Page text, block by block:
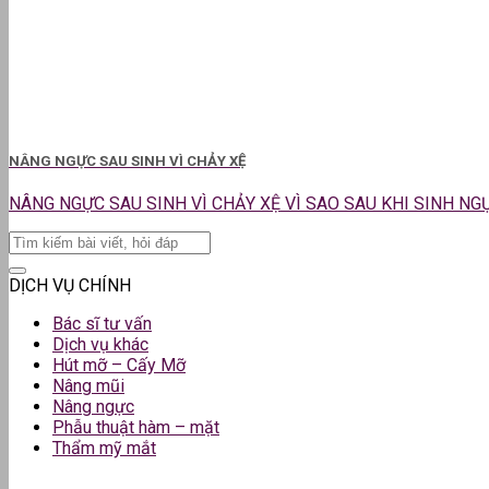
NÂNG NGỰC SAU SINH VÌ CHẢY XỆ
NÂNG NGỰC SAU SINH VÌ CHẢY XỆ VÌ SAO SAU KHI SINH
DỊCH VỤ CHÍNH
Bác sĩ tư vấn
Dịch vụ khác
Hút mỡ – Cấy Mỡ
Nâng mũi
Nâng ngực
Phẫu thuật hàm – mặt
Thẩm mỹ mắt